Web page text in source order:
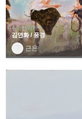
취미반/작가반
김연화 / 풍경
근은